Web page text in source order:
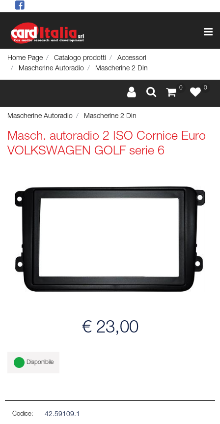
Home Page Catalogo prodotti
Accessori
Mascherine Autoradio
Mascherine 2 Din
0 0
Mascherine Autoradio Mascherine 2 Din
Masch. autoradio 2 ISO Cornice Euro
VOLKSWAGEN GOLF serie 6
€ 23,00
Disponibile
Codice: 42.59109.1